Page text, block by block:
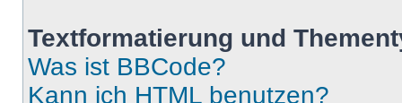
Textformatierung und
Was ist BBCode?
Kann ich HTML benutzen?